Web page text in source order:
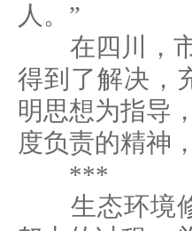
人。”
在四川，市
得到了解决，
明思想为指导
度负责的精神
***
生态环境修